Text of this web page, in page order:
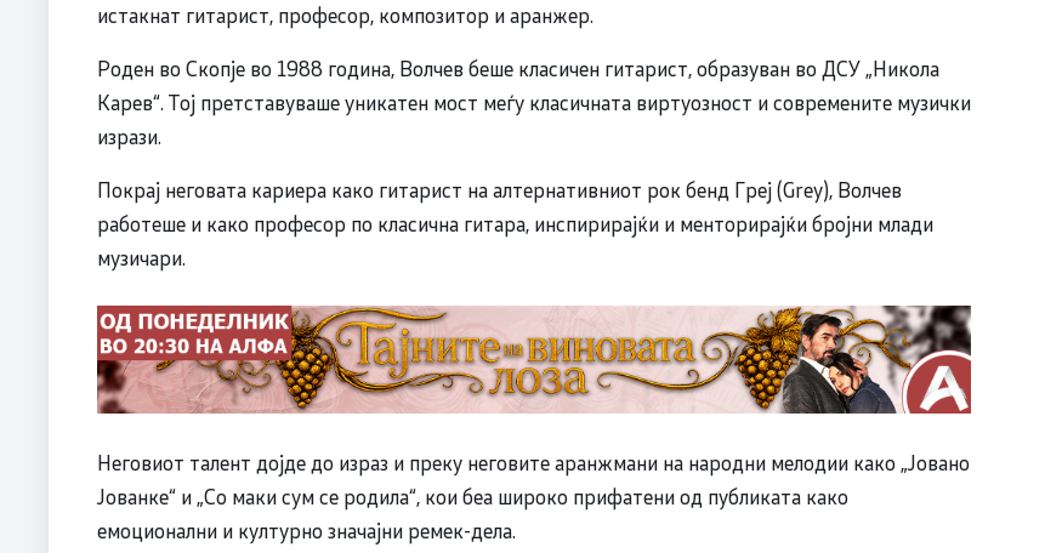
истакнат гитарист, професор, композитор и аранжер.
Роден во Скопје во 1988 година, Волчев беше класичен гитарист, образуван во ДСУ „Никола
Карев“. Тој претставуваше уникатен мост меѓу класичната виртуозност и современите музички
изрази.
Покрај неговата кариера како гитарист на алтернативниот рок бенд Греј (Grey), Волчев
работеше и како професор по класична гитара, инспирирајќи и менторирајќи бројни млади
музичари.
Неговиот талент дојде до израз и преку неговите аранжмани на народни мелодии како „Јовано
Јованке“ и „Со маки сум се родила“, кои беа широко прифатени од публиката како
емоционални и културно значајни ремек-дела.